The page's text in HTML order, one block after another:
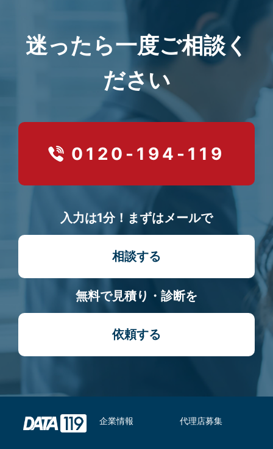
迷ったら一度ご相談く
ださい
0120-194-119
入力は1分！まずはメールで
相談する
無料で見積り・診断を
依頼する
企業情報 代理店募集